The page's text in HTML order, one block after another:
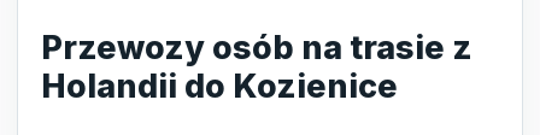
Przewozy osób na trasie z
Holandii do Kozienice